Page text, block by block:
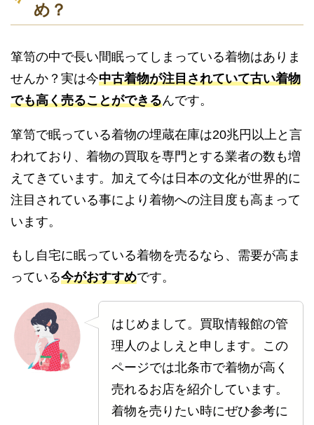
め？
箪笥の中で長い間眠ってしまっている着物はありま
せんか？実は今中古着物が注目されていて古い着物
でも高く売ることができるんです。
箪笥で眠っている着物の埋蔵在庫は20兆円以上と言
われており、着物の買取を専門とする業者の数も増
えてきています。加えて今は日本の文化が世界的に
注目されている事により着物への注目度も高まって
います。
もし自宅に眠っている着物を売るなら、需要が高ま
っている今がおすすめです。
はじめまして。買取情報館の管
理人のよしえと申します。この
ページでは北条市で着物が高く
売れるお店を紹介しています。
着物を売りたい時にぜひ参考に